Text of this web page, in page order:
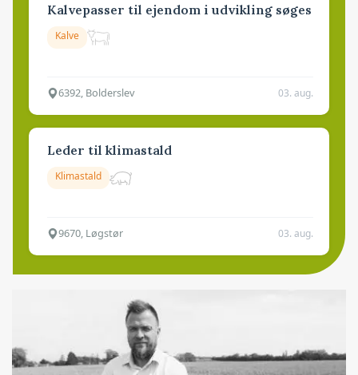
Kalvepasser til ejendom i udvikling søges
Kalve
6392, Bolderslev 03. aug.
Leder til klimastald
Klimastald
9670, Løgstør 03. aug.